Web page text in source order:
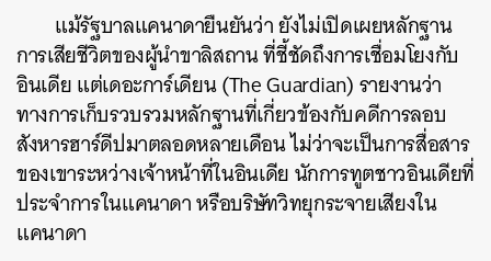
แม้รัฐบาลแคนาดายืนยันว่า ยังไม่เปิดเผยหลักฐาน
การเสียชีวิตของผู้นำขาลิสถาน ที่ชี้ชัดถึงการเชื่อมโยงกับ
อินเดีย แต่เดอะการ์เดียน (The Guardian) รายงานว่า
ทางการเก็บรวบรวมหลักฐานที่เกี่ยวข้องกับคดีการลอบ
สังหารฮาร์ดีปมาตลอดหลายเดือน ไม่ว่าจะเป็นการสื่อสาร
ของเขาระหว่างเจ้าหน้าที่ในอินเดีย นักการทูตชาวอินเดียที่
ประจำการในแคนาดา หรือบริษัทวิทยุกระจายเสียงใน
แคนาดา